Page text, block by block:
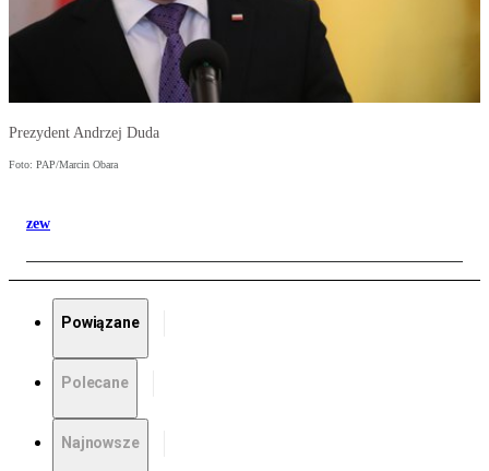
Prezydent Andrzej Duda
Foto: PAP/Marcin Obara
zew
Powiązane
Polecane
Najnowsze